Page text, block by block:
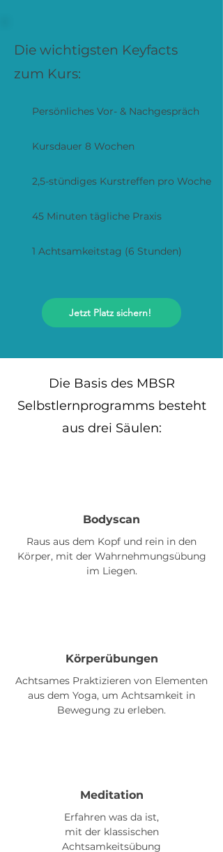
Die wichtigsten Keyfacts
zum Kurs:
Persönliches Vor- & Nachgespräch
Kursdauer 8 Wochen
2,5-stündiges Kurstreffen pro Woche
45 Minuten tägliche Praxis
1 Achtsamkeitstag (6 Stunden)
Jetzt Platz sichern!
Die Basis des MBSR
Selbstlernprogramms besteht
aus drei Säulen:
Bodyscan
Raus aus dem Kopf und rein in den
Körper, mit der Wahrnehmungsübung
im Liegen.
Körperübungen
Achtsames Praktizieren von Elementen
aus dem Yoga, um Achtsamkeit in
Bewegung zu erleben.
Meditation
Erfahren was da ist,
mit der klassischen
Achtsamkeitsübung